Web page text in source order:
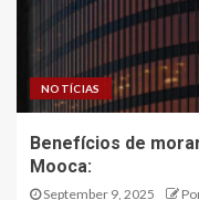
NOTÍCIAS
Benefícios de
Mooca:
September 9, 2025